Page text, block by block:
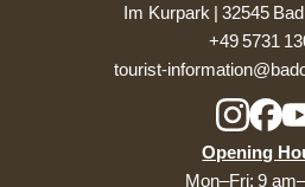
Im Kurpark | 32545
+49 5731
tourist-
Opening
Mon–Fri: 9